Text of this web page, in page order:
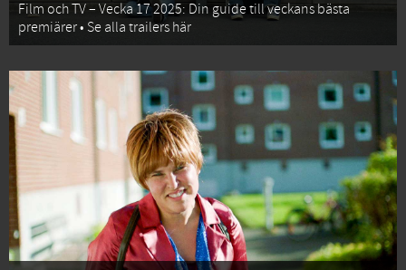
Film och TV – Vecka 17 2025: Din guide till veckans bästa
premiärer • Se alla trailers här